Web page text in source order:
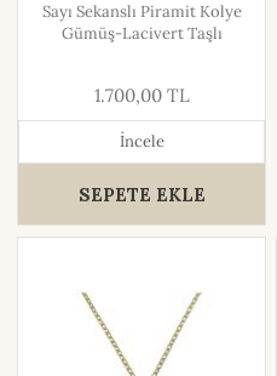
Sayı Sekanslı Piramit Kolye
Gümüş-Lacivert Taşlı
1.700,00 TL
İncele
SEPETE EKLE